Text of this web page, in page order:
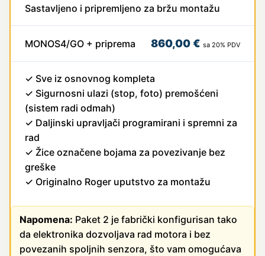
Sastavljeno i pripremljeno za bržu montažu
MONOS4/GO + priprema 860,00 € sa 20% PDV
✓ Sve iz osnovnog kompleta
✓ Sigurnosni ulazi (stop, foto) premošćeni
(sistem radi odmah)
✓ Daljinski upravljači programirani i spremni za
rad
✓ Žice označene bojama za povezivanje bez
greške
✓ Originalno Roger uputstvo za montažu
Napomena: Paket 2 je fabrički konfigurisan tako
da elektronika dozvoljava rad motora i bez
povezanih spoljnih senzora, što vam omogućava